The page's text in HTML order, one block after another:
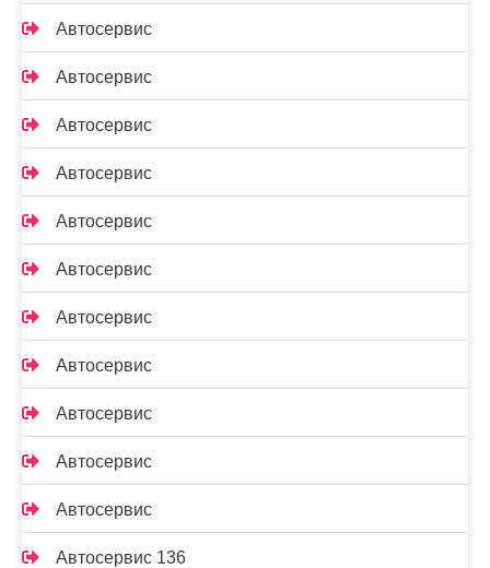
Автосервис
Автосервис
Автосервис
Автосервис
Автосервис
Автосервис
Автосервис
Автосервис
Автосервис
Автосервис
Автосервис
Автосервис 136